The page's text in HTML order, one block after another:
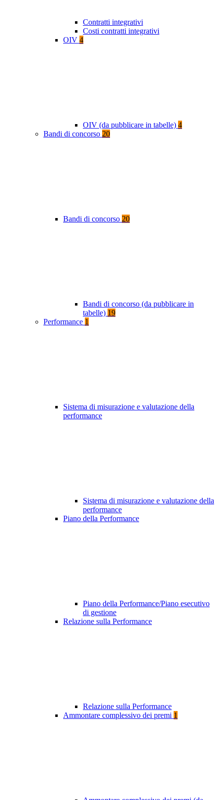
Contratti integrativi
Costi contratti integrativi
OIV 4
OIV (da pubblicare in tabelle) 4
Bandi di concorso 20
Bandi di concorso 20
Bandi di concorso (da pubblicare in
tabelle) 19
Performance 1
Sistema di misurazione e valutazione della
performance
Sistema di misurazione e valutazione della
performance
Piano della Performance
Piano della Performance/Piano esecutivo
di gestione
Relazione sulla Performance
Relazione sulla Performance
Ammontare complessivo dei premi 1